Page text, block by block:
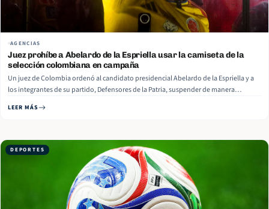
AGENCIAS
Juez prohíbe a Abelardo de la Espriella usar la camiseta de la
selección colombiana en campaña
Un juez de Colombia ordenó al candidato presidencial Abelardo de la Espriella y a
los integrantes de su partido, Defensores de la Patria, suspender de manera
en actividades de campaña, reportó este jueves… Read More
LEER MÁS
DEPORTES